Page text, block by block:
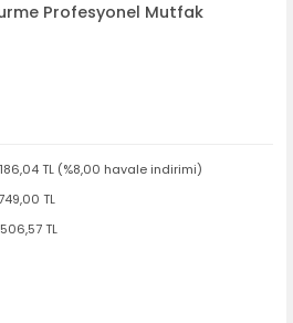
Profesyonel Mutfak
TL (%8,00 havale indirimi)
TL
TL